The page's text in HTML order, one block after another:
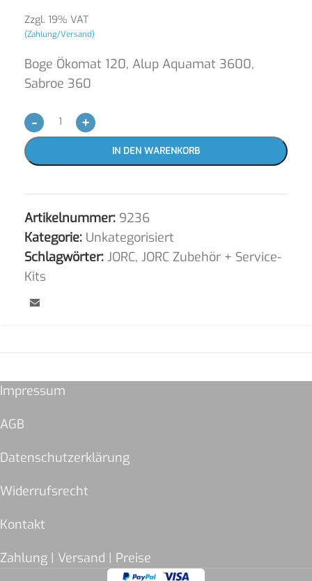
Zzgl. 19% VAT
(Zahlung/Versand)
Boge Ökomat 120, Alup Aquamat 3600,
Sabroe 360
- +
IN DEN WARENKORB
Artikelnummer: 9236
Kategorie: Unkategorisiert
Schlagwörter: JORC, JORC Zubehör + Service-
Kits
Impressum
AGB
Datenschutzerklärung
Widerrufsrecht
Kontakt
Zahlung | Versand | Preise